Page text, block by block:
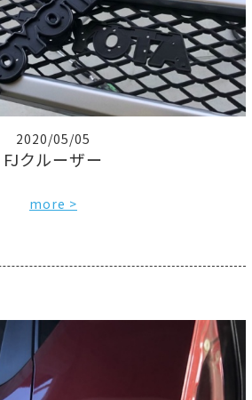
2020/05/05
FJクルーザー
more >